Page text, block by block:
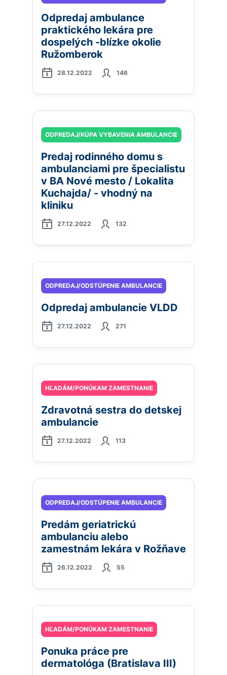
Odpredaj ambulance
praktického lekára pre
dospelých -blízke okolie
Ružomberok
28.12.2022 146
ODPREDAJ/KÚPA VYBAVENIA AMBULANCIE
Predaj rodinného domu s
ambulanciami pre špecialistu
v BA Nové mesto / Lokalita
Kuchajda/ - vhodný na
kliniku
27.12.2022 132
ODPREDAJ/ODSTÚPENIE AMBULANCIE
Odpredaj ambulancie VLDD
27.12.2022 271
HĽADÁM/PONÚKAM ZAMESTNANIE
Zdravotná sestra do detskej
ambulancie
27.12.2022 113
ODPREDAJ/ODSTÚPENIE AMBULANCIE
Predám geriatrickú
ambulanciu alebo
zamestnám lekára v Rožňave
26.12.2022 55
HĽADÁM/PONÚKAM ZAMESTNANIE
Ponuka práce pre
dermatológa (Bratislava III)